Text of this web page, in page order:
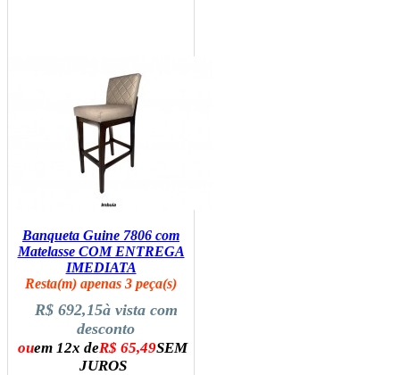
Banqueta Guine 7806 com
Matelasse COM ENTREGA
IMEDIATA
Resta(m) apenas 3 peça(s)
R$ 692,15à vista com
desconto
ouem 12x deR$ 65,49SEM
JUROS